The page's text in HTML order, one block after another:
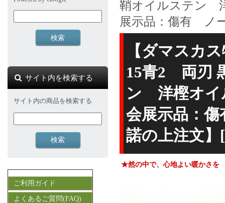
鞘オイルステン
展示品：傷有 ノ
【ダマスカ
15青2 両刃
ン 洋樫オイ
会展示品：
諾の上注文】
★然の中で、心地よい暖かさ
サイト内を検索する
サイト内の商品を検索する
ご利用ガイド
よくあるご質問(FAQ)